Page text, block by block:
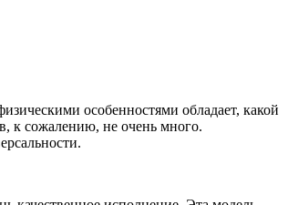
особенностями обладает, какой
к сожалению, не очень много.